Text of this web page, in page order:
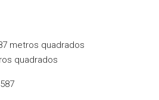
metros quadrados
quadrados